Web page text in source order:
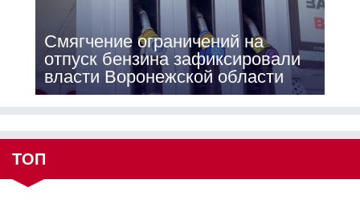
Смягчение ограничений на
отпуск бензина зафиксировали
власти Воронежской области
ТОП